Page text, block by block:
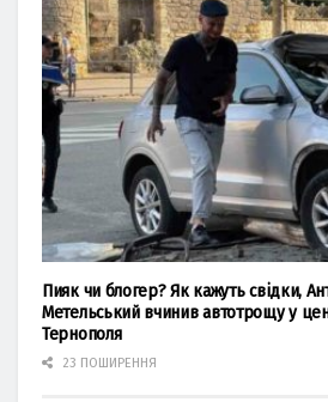
Пияк чи блогер? Як кажуть свідки,
Метельський вчинив автотрощу у
Тернополя
23 ПОШИРЕННЯ